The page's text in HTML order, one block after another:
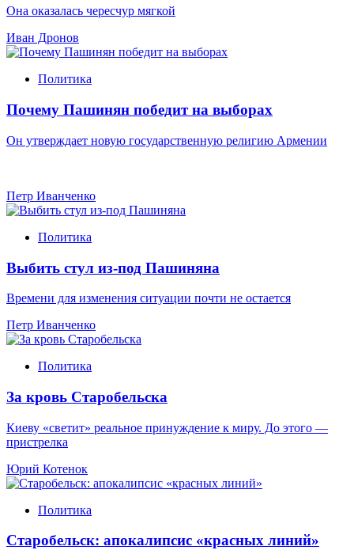
Она оказалась чересчур мягкой
Иван Дронов
Политика
Почему Пашинян победит на выборах
Он утверждает новую государственную религию Армении
Петр Иванченко
Политика
Выбить стул из-под Пашиняна
Времени для изменения ситуации почти не остается
Петр Иванченко
Политика
За кровь Старобельска
Киеву «светит» реальное принуждение к миру. До этого —
пристрелка
Юрий Котенок
Политика
Старобельск: апокалипсис «красных линий»